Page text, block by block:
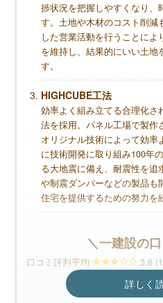
メリット
コストと住宅性能を両
最長60年と大手メーカ
デメリット
突出したウリがない
広告やチラシ等に記載
ミがある
無料+3
詳しく
捗状況を把握しやすくなり、
す。土地や木材のコスト削
した営業活動を行うことに
を維持し、結果的にいい土地
す。
HIGHCUBE工法
効率よく組み立てる合理化さ
法を採用。パネル工場で製
オリジナル技術によって効率
に技術開発に取り組み100年
る大地震に備え、耐震性を
や制震ダンパーなどの製品も
住宅を提供するための努力を
＼一建設の
口コミ評判平均 3.6